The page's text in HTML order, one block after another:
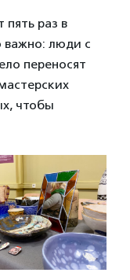
пять раз в
важно: люди с
переносят
чтобы